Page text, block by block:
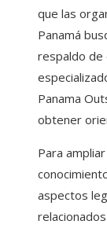
que las
Panamá
respaldo de
Panama
obtener
Para
aspectos